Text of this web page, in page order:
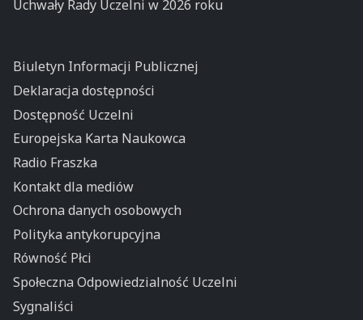
Uchwały Rady Uczelni w 2026 roku
Biuletyn Informacji Publicznej
Deklaracja dostępności
Dostępność Uczelni
Europejska Karta Naukowca
Radio Fraszka
Kontakt dla mediów
Ochrona danych osobowych
Polityka antykorupcyjna
Równość Płci
Społeczna Odpowiedzialność Uczelni
Sygnaliści